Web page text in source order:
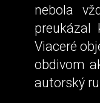
nebola
preukázal
Viaceré
obdivom
autorský